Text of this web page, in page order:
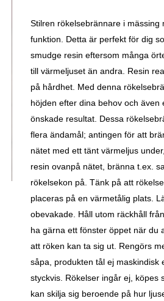
Stilren rökelsebrännare i mässing
funktion. Detta är perfekt för dig
smudge resin eftersom många
till värmeljuset än andra. Resin
på hårdhet. Med denna
höjden efter dina behov och även
önskade resultat. Dessa
flera ändamål; antingen för att
nätet med ett tänt värmeljus
resin ovanpå nätet, bränna t.ex.
rökelsekon på. Tänk på att
placeras på en värmetålig plats.
obevakade. Håll utom räckhåll
ha gärna ett fönster öppet när du
att röken kan ta sig ut. Rengörs
såpa, produkten tål ej maskindisk
styckvis. Rökelser ingår ej, köpes
kan skilja sig beroende på hur